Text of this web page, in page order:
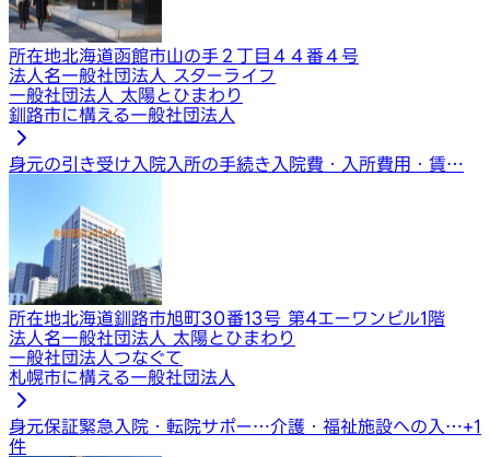
所在地北海道函館市山の手２丁目４４番４号
法人名一般社団法人 スターライフ
一般社団法人 太陽とひまわり
釧路市に構える一般社団法人
身元の引き受け 入院入所の手続き 入院費・入所費用・賃…
所在地北海道釧路市旭町30番13号 第4エーワンビル1階
法人名一般社団法人 太陽とひまわり
一般社団法人つなぐて
札幌市に構える一般社団法人
身元保証緊急入院・転院サポー…介護・福祉施設への入…+1
件